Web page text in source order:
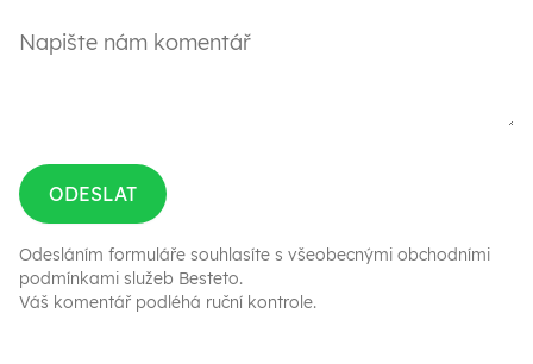
ODESLAT
Odesláním formuláře souhlasíte s všeobecnými obchodními
podmínkami služeb Besteto.
Váš komentář podléhá ruční kontrole.